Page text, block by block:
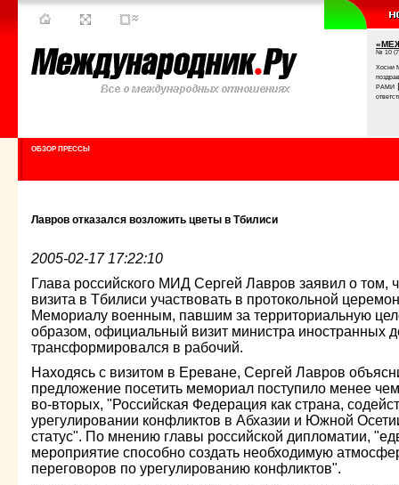
№ 10
Хосни
РАМИ
ОБЗОР ПРЕССЫ
Лавров отказался возложить цветы в Тбилиси
2005-02-17 17:22:10
Глава российского МИД Сергей Лавров заявил о том,
визита в Тбилиси участвовать в протокольной
Мемориалу военным, павшим за территориальную
образом, официальный визит министра иностранных
трансформировался в рабочий.
Находясь с визитом в Ереване, Сергей Лавров
предложение посетить мемориал поступило менее
во-вторых, "Российская Федерация как страна,
урегулировании конфликтов в Абхазии и Южной
статус". По мнению главы российской дипломатии,
мероприятие способно создать необходимую
переговоров по урегулированию конфликтов".